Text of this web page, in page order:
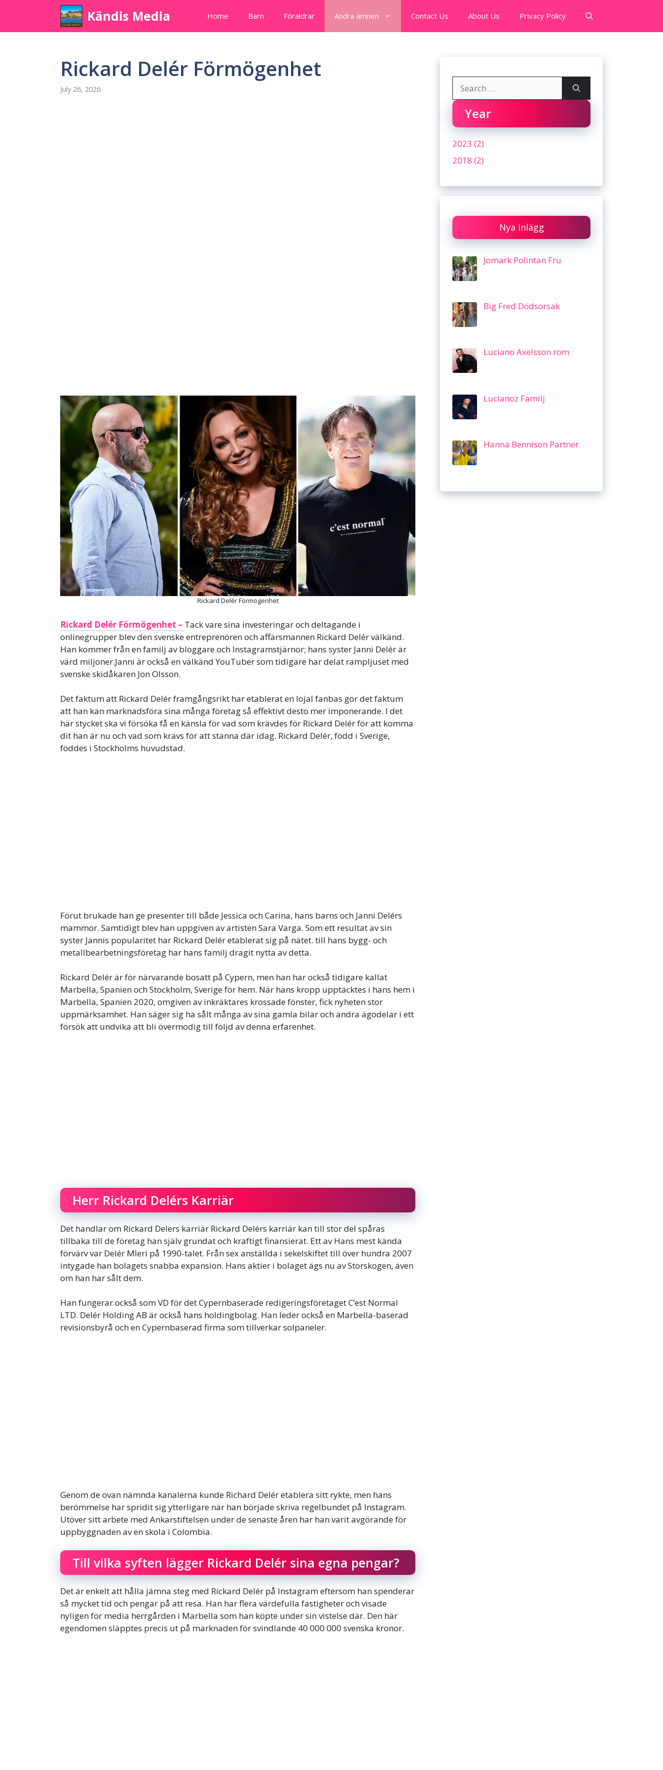
content
Kändis Media Home Barn Föräldrar Andra ämnen Contact Us About Us Privacy Policy
Rickard Delér Förmögenhet
July 26, 2026
Rickard Delér Förmögenhet
Rickard Delér Förmögenhet – Tack vare sina investeringar och deltagande i
onlinegrupper blev den svenske entreprenören och affärsmannen Rickard Delér välkänd.
Han kommer från en familj av bloggare och Instagramstjärnor; hans syster Janni Delér är
värd miljoner.Janni är också en välkänd YouTuber som tidigare har delat rampljuset med
svenske skidåkaren Jon Olsson.
Det faktum att Rickard Delér framgångsrikt har etablerat en lojal fanbas gör det faktum
att han kan marknadsföra sina många företag så effektivt desto mer imponerande. I det
här stycket ska vi försöka få en känsla för vad som krävdes för Rickard Delér för att komma
dit han är nu och vad som krävs för att stanna där idag. Rickard Delér, född i Sverige,
föddes i Stockholms huvudstad.
Förut brukade han ge presenter till både Jessica och Carina, hans barns och Janni Delérs
mammor. Samtidigt blev han uppgiven av artisten Sara Varga. Som ett resultat av sin
syster Jannis popularitet har Rickard Delér etablerat sig på nätet. till hans bygg- och
metallbearbetningsföretag har hans familj dragit nytta av detta.
Rickard Delér är för närvarande bosatt på Cypern, men han har också tidigare kallat
Marbella, Spanien och Stockholm, Sverige för hem. När hans kropp upptäcktes i hans hem i
Marbella, Spanien 2020, omgiven av inkräktares krossade fönster, fick nyheten stor
uppmärksamhet. Han säger sig ha sålt många av sina gamla bilar och andra ägodelar i ett
försök att undvika att bli övermodig till följd av denna erfarenhet.
Herr Rickard Delérs Karriär
Det handlar om Rickard Delers karriär Rickard Delérs karriär kan till stor del spåras
tillbaka till de företag han själv grundat och kraftigt finansierat. Ett av Hans mest kända
förvärv var Delér Mleri på 1990-talet. Från sex anställda i sekelskiftet till över hundra 2007
intygade han bolagets snabba expansion. Hans aktier i bolaget ägs nu av Storskogen, även
om han har sålt dem.
Han fungerar också som VD för det Cypernbaserade redigeringsföretaget C’est Normal
LTD. Delér Holding AB är också hans holdingbolag. Han leder också en Marbella-baserad
revisionsbyrå och en Cypernbaserad firma som tillverkar solpaneler.
Genom de ovan nämnda kanalerna kunde Richard Delér etablera sitt rykte, men hans
berömmelse har spridit sig ytterligare när han började skriva regelbundet på Instagram.
Utöver sitt arbete med Ankarstiftelsen under de senaste åren har han varit avgörande för
uppbyggnaden av en skola i Colombia.
Till vilka syften lägger Rickard Delér sina egna pengar?
Det är enkelt att hålla jämna steg med Rickard Delér på Instagram eftersom han spenderar
så mycket tid och pengar på att resa. Han har flera värdefulla fastigheter och visade
nyligen för media herrgården i Marbella som han köpte under sin vistelse där. Den här
egendomen släpptes precis ut på marknaden för svindlande 40 000 000 svenska kronor.
for:
Year
2023 (2)
2018 (2)
Nya Inlägg
Jomark Polintan Fru
Big Fred Dödsorsak
Luciano Axelsson rom
Lucianoz Familj
Hanna Bennison Partner